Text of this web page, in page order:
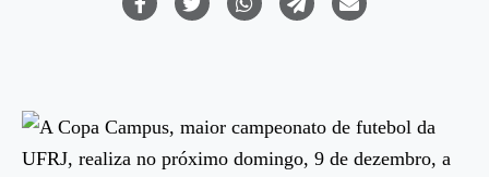
A Copa Campus, maior campeonato de futebol da
UFRJ, realiza no próximo domingo, 9 de dezembro, a